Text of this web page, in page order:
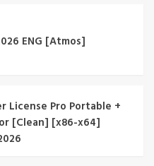
ENG [Atmos]
License Pro Portable +
[Clean] [x86-x64]